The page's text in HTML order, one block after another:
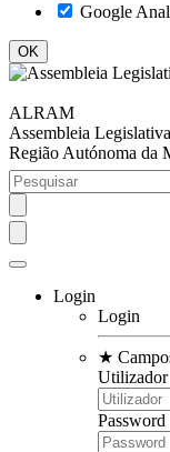
Google
ALRAM
Assembleia Legislativa
Região Autónoma da
Login
Login
★
Utilizador
Password